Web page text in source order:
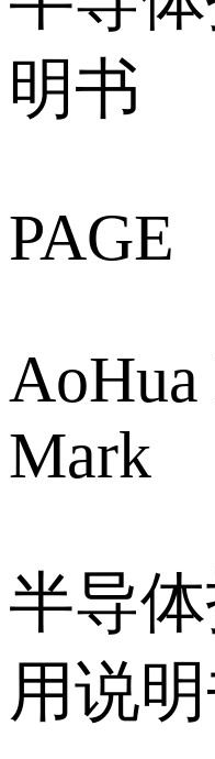
明书
PAGE
AoHua
Mark
半导
用说